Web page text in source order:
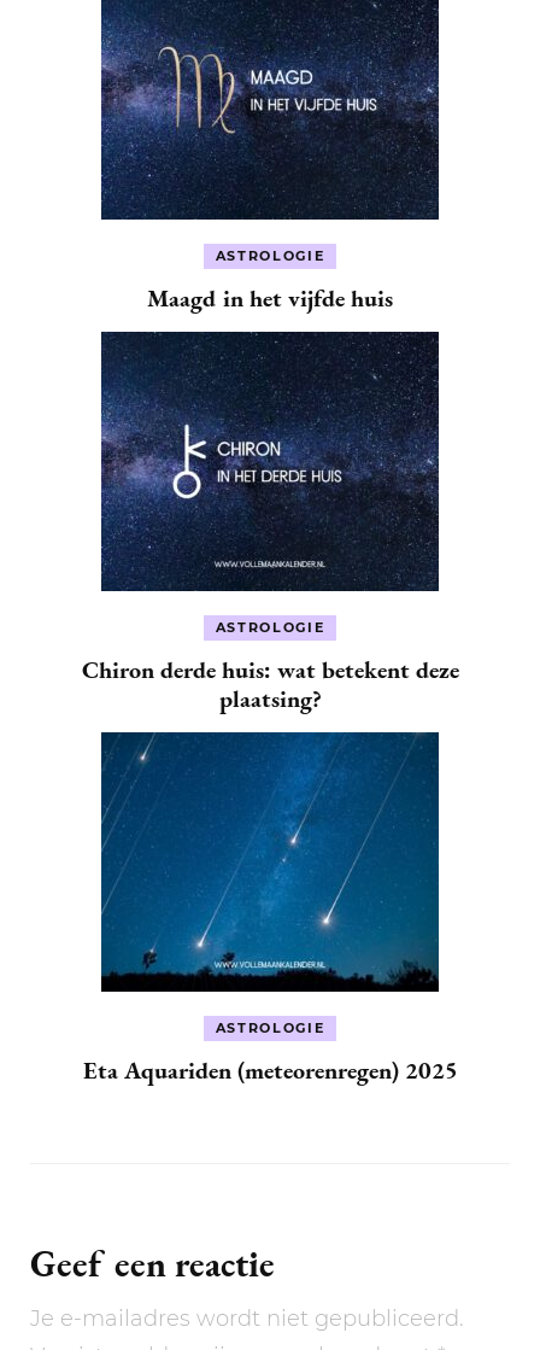
ASTROLOGIE
Maagd in het vijfde huis
ASTROLOGIE
Chiron derde huis: wat betekent deze
plaatsing?
ASTROLOGIE
Eta Aquariden (meteorenregen) 2025
Geef een reactie
Je e-mailadres wordt niet gepubliceerd.